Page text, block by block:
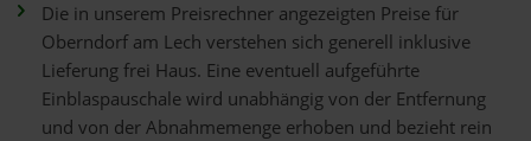
Die in unserem Preisrechner angezeigten Preise für
Oberndorf am Lech verstehen sich generell inklusive
Lieferung frei Haus. Eine eventuell aufgeführte
Einblaspauschale wird unabhängig von der Entfernung
und von der Abnahmemenge erhoben und bezieht rein